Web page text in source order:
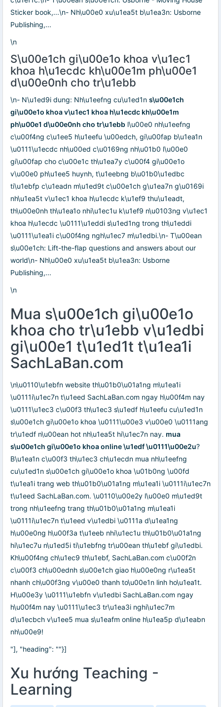
Sticker book,...\n- Nh\u00e0 xu\u1ea5t b\u1ea3n: Usborne
Publishing,...
\n
S\u00e1ch gi\u00e1o khoa v\u1ec1
khoa h\u1ecdc kh\u00e1m ph\u00e1
d\u00e0nh cho tr\u1ebb
\n- N\u1ed9i dung: Nh\u1eefng cu\u1ed1n s\u00e1ch
gi\u00e1o khoa v\u1ec1 khoa h\u1ecdc kh\u00e1m
ph\u00e1 d\u00e0nh cho tr\u1ebb l\u00e0 nh\u1eefng
c\u00f4ng c\u1ee5 h\u1eefu \u00edch, gi\u00fap b\u1ea1n
\u0111\u1ecdc nh\u00ed c\u0169ng nh\u01b0 l\u00e0
gi\u00fap cho c\u00e1c th\u1ea7y c\u00f4 gi\u00e1o
v\u00e0 ph\u1ee5 huynh, t\u1eebng b\u01b0\u1edbc
ti\u1ebfp c\u1eadn m\u1ed9t c\u00e1ch g\u1ea7n g\u0169i
nh\u1ea5t v\u1ec1 khoa h\u1ecdc k\u1ef9 thu\u1eadt,
th\u00e0nh th\u1ea1o nhi\u1ec1u k\u1ef9 n\u0103ng v\u1ec1
khoa h\u1ecdc \u0111\u1eddi s\u1ed1ng trong th\u1eddi
\u0111\u1ea1i c\u00f4ng ngh\u1ec7 m\u1edbi.\n- T\u00ean
s\u00e1ch: Lift-the-flap questions and answers about our
world\n- Nh\u00e0 xu\u1ea5t b\u1ea3n: Usborne
Publishing,...
\n
Mua s\u00e1ch gi\u00e1o
khoa cho tr\u1ebb v\u1edbi
gi\u00e1 t\u1ed1t t\u1ea1i
SachLaBan.com
\n\u0110\u1ebfn website th\u01b0\u01a1ng m\u1ea1i
\u0111i\u1ec7n t\u1eed SachLaBan.com ngay h\u00f4m nay
\u0111\u1ec3 c\u00f3 th\u1ec3 s\u1edf h\u1eefu cu\u1ed1n
s\u00e1ch gi\u00e1o khoa \u0111\u00e3 v\u00e0 \u0111ang
tr\u1edf n\u00ean hot nh\u1ea5t hi\u1ec7n nay. mua
s\u00e1ch gi\u00e1o khoa online \u1edf \u0111\u00e2u?
B\u1ea1n c\u00f3 th\u1ec3 ch\u1ecdn mua nh\u1eefng
cu\u1ed1n s\u00e1ch gi\u00e1o khoa \u01b0ng \u00fd
t\u1ea1i trang web th\u01b0\u01a1ng m\u1ea1i \u0111i\u1ec7n
t\u1eed SachLaBan.com. \u0110\u00e2y l\u00e0 m\u1ed9t
trong nh\u1eefng trang th\u01b0\u01a1ng m\u1ea1i
\u0111i\u1ec7n t\u1eed v\u1edbi \u0111a d\u1ea1ng
h\u00e0ng h\u00f3a t\u1eeb nhi\u1ec1u th\u01b0\u01a1ng
hi\u1ec7u n\u1ed5i ti\u1ebfng tr\u00ean th\u1ebf gi\u1edbi.
Kh\u00f4ng ch\u1ec9 th\u1ebf, SachLaBan.com c\u00f2n
c\u00f3 ch\u00ednh s\u00e1ch giao h\u00e0ng r\u1ea5t
nhanh ch\u00f3ng v\u00e0 thanh to\u00e1n linh ho\u1ea1t.
H\u00e3y \u0111\u1ebfn v\u1edbi SachLaBan.com ngay
h\u00f4m nay \u0111\u1ec3 tr\u1ea3i nghi\u1ec7m
d\u1ecbch v\u1ee5 mua s\u1eafm online h\u1ea5p d\u1eabn
nh\u00e9!
"], "heading": ""}]
Xu hướng Teaching -
Learning